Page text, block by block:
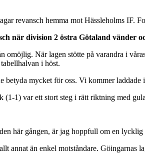
revansch hemma mot Hässleholms IF.
när division 2 östra Götaland vänder
omöjlig. När lagen stötte på varandra i
i höst.
betyda mycket för oss. Vi kommer
(1-1) var ett stort steg i rätt riktning med
här gången, är jag hoppfull om en lycklig
annat än enkel motståndare.